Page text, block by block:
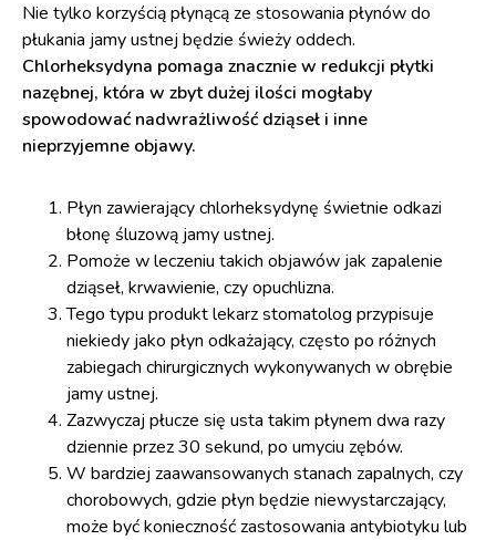
Nie tylko korzyścią płynącą ze stosowania płynów do
płukania jamy ustnej będzie świeży oddech.
Chlorheksydyna pomaga znacznie w redukcji płytki
nazębnej, która w zbyt dużej ilości mogłaby
spowodować nadwrażliwość dziąseł i inne
nieprzyjemne objawy.
Płyn zawierający chlorheksydynę świetnie odkazi
błonę śluzową jamy ustnej.
Pomoże w leczeniu takich objawów jak zapalenie
dziąseł, krwawienie, czy opuchlizna.
Tego typu produkt lekarz stomatolog przypisuje
niekiedy jako płyn odkażający, często po różnych
zabiegach chirurgicznych wykonywanych w obrębie
jamy ustnej.
Zazwyczaj płucze się usta takim płynem dwa razy
dziennie przez 30 sekund, po umyciu zębów.
W bardziej zaawansowanych stanach zapalnych, czy
chorobowych, gdzie płyn będzie niewystarczający,
może być konieczność zastosowania antybiotyku lub